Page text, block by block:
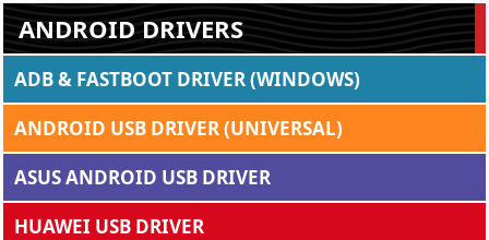
ANDROID DRIVERS
ADB & FASTBOOT DRIVER (WINDOWS)
ANDROID USB DRIVER (UNIVERSAL)
ASUS ANDROID USB DRIVER
HUAWEI USB DRIVER